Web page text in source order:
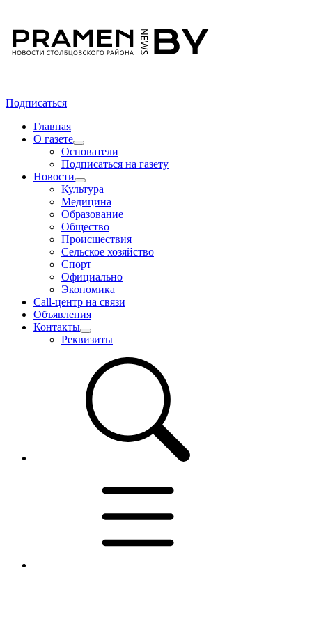
Подписаться
Главная
О газете
Основатели
Подписаться на газету
Новости
Культура
Медицина
Образование
Общество
Происшествия
Сельское хозяйство
Спорт
Официально
Экономика
Call-центр на связи
Объявления
Контакты
Реквизиты